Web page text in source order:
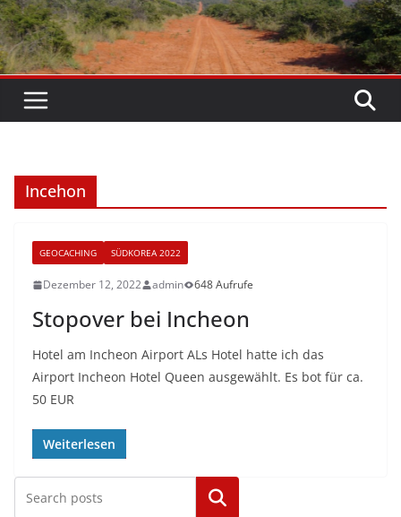
Incehon
GEOCACHING SÜDKOREA 2022
Dezember 12, 2022 admin 648 Aufrufe
Stopover bei Incheon
Hotel am Incheon Airport ALs Hotel hatte ich das
Airport Incheon Hotel Queen ausgewählt. Es bot für ca.
50 EUR
Weiterlesen
Kategorien